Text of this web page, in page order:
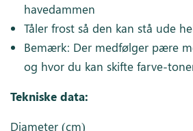
havedammen
Tåler frost så den kan stå ude
Bemærk: Der medfølger pære
og hvor du kan skifte farve-
Tekniske data:
Diameter (cm)